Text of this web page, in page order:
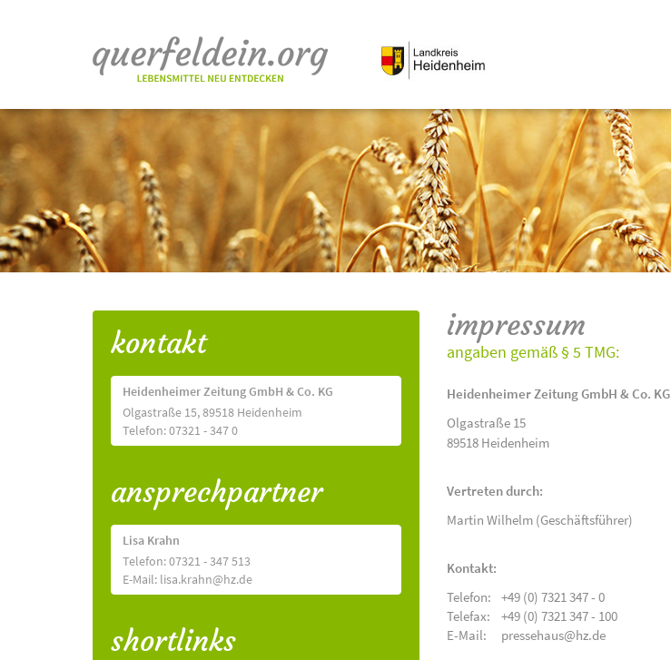
kontakt
Heidenheimer Zeitung GmbH & Co. KG
Olgastraße 15, 89518 Heidenheim
Telefon: 07321 - 347 0
ansprechpartner
Lisa Krahn
Telefon: 07321 - 347 513
E-Mail: lisa.krahn@hz.de
shortlinks
impressum
angaben gemäß § 5 TMG:
Heidenheimer Zeitung GmbH & Co. KG
Olgastraße 15
89518 Heidenheim
Vertreten durch:
Martin Wilhelm (Geschäftsführer)
Kontakt:
Telefon:
+49 (0) 7321 347 - 0
Telefax:
+49 (0) 7321 347 - 100
E-Mail:
pressehaus@hz.de